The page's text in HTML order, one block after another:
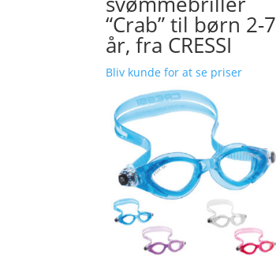
“Crab” til børn 2-7
år, fra CRESSI
Bliv kunde for at se priser